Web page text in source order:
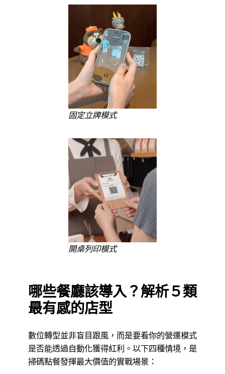
固定立牌模式
開桌列印模式
哪些餐廳該導入？解析５類
最有感的店型
數位轉型並非盲目跟風，而是要看你的營運模式
是否能透過自動化獲得紅利。以下四種情境，是
掃碼點餐發揮最大價值的實戰場景：